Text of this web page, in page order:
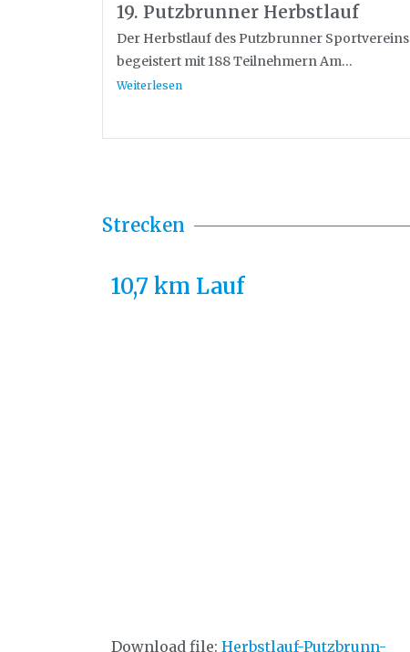
19. Putzbrunner Herbstlauf
Der Herbstlauf des Putzbrunner Sportvereins
begeistert mit 188 Teilnehmern Am...
Weiterlesen
Strecken
10,7 km Lauf
Download file: Herbstlauf-Putzbrunn-